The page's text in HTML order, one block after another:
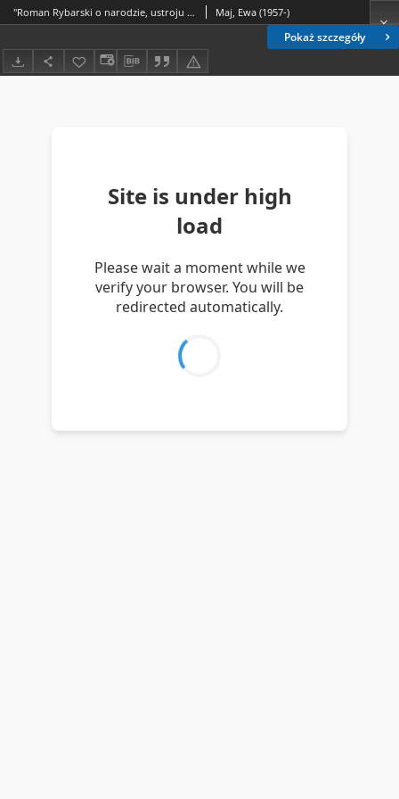
Pokaż szczegóły
"Roman Rybarski o narodzie, ustroju i gospodarce", wsręp, wybór i opracowanie Szymon Rudnicki. Warszawa 1997, ss. 312 [recenzja] Maj, Ewa (1957-)